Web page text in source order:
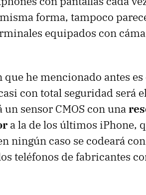
forma, tampoco
equipados con
he mencionado antes
con total seguridad será
sensor CMOS con una
a la de los últimos iPhone,
ningún caso se codeará
teléfonos de fabricantes